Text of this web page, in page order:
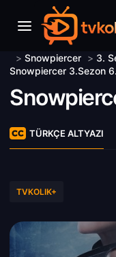
> Snowpiercer > 3.
Snowpiercer 3.Sezon
TÜRKÇE ALTYAZI
TVKOLIK+